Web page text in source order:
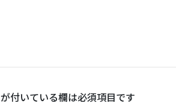
が付いている欄は必須項目です